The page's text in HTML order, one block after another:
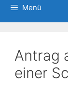
Menü
Antrag
einer